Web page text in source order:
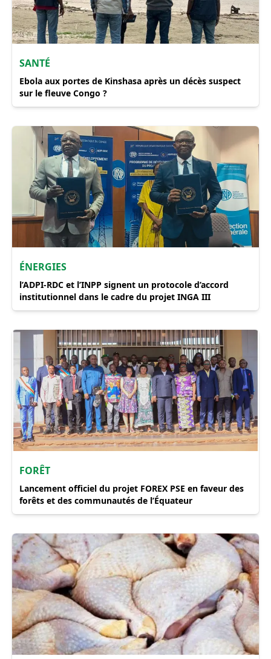
SANTÉ
Ebola aux portes de Kinshasa après un décès suspect
sur le fleuve Congo ?
ÉNERGIES
l’ADPI-RDC et l’INPP signent un protocole d’accord
institutionnel dans le cadre du projet INGA III
FORÊT
Lancement officiel du projet FOREX PSE en faveur des
forêts et des communautés de l’Équateur